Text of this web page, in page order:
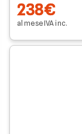
238€
al meseIVAinc.